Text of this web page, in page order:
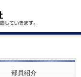
部員紹介